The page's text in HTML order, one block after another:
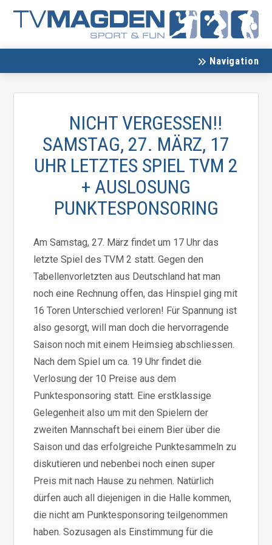
Navigation
NICHT VERGESSEN!!
SAMSTAG, 27. MÄRZ, 17
UHR LETZTES SPIEL TVM 2
+ AUSLOSUNG
PUNKTESPONSORING
Am Samstag, 27. März findet um 17 Uhr das
letzte Spiel des TVM 2 statt. Gegen den
Tabellenvorletzten aus Deutschland hat man
noch eine Rechnung offen, das Hinspiel ging mit
16 Toren Unterschied verloren! Für Spannung ist
also gesorgt, will man doch die hervorragende
Saison noch mit einem Heimsieg abschliessen.
Nach dem Spiel um ca. 19 Uhr findet die
Verlosung der 10 Preise aus dem
Punktesponsoring statt. Eine erstklassige
Gelegenheit also um mit den Spielern der
zweiten Mannschaft bei einem Bier über die
Saison und das erfolgreiche Punktesammeln zu
diskutieren und nebenbei noch einen super
Preis mit nach Hause zu nehmen. Natürlich
dürfen auch all diejenigen in die Halle kommen,
die nicht am Punktesponsoring teilgenommen
haben. Sozusagen als Einstimmung für die